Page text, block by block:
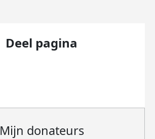
Deel pagina
Mijn donateurs